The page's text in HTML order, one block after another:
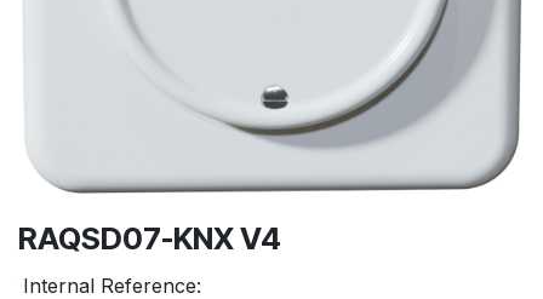
RAQSD07-KNX V4
Internal Reference: